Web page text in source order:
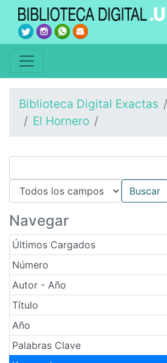
Biblioteca Digital Exactas
El Hornero
Navegar
Últimos Cargados
Número
Autor - Año
Título
Año
Palabras Clave